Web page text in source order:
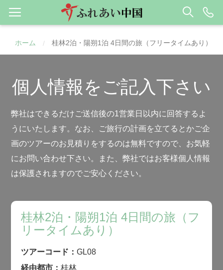
ホーム / 桂林2泊・陽朔1泊 4日間の旅（フリータイムあり）
個人情報をご記入下さい
弊社はできるだけご送信後の1営業日以内に回答するよ
うにいたします。なお、ご旅行の計画を立てるとかご企
画のツアーのお見積りをするのは無料ですので、お気軽
にお問い合わせ下さい。また、弊社ではお客様個人情報
は保護されますのでご安心ください。
桂林2泊・陽朔1泊 4日間の旅（フ
リータイムあり）
ツアーコード：GL08
経由都市：桂林